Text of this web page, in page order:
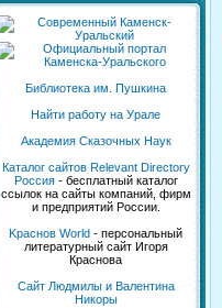
Библиотека им. Пушкина
Найти работу на Урале
Академия Сказочных Наук
Каталог сайтов Relevant Directory
Россия- бесплатный каталог
ссылок на сайты компаний, фирм
и предприятий России.
Kраснов World - персональный
литературный сайт Игоря
Краснова
Сайт Людмилы и Валентина
Никоры